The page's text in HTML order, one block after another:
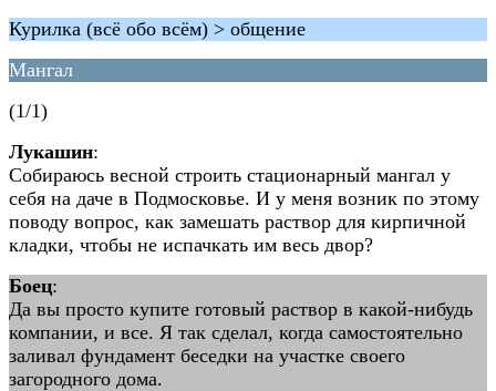
Курилка (всё обо всём) > общение
Мангал
(1/1)
Лукашин:
Собираюсь весной строить стационарный мангал у
себя на даче в Подмосковье. И у меня возник по этому
поводу вопрос, как замешать раствор для кирпичной
кладки, чтобы не испачкать им весь двор?
Боец:
Да вы просто купите готовый раствор в какой-нибудь
компании, и все. Я так сделал, когда самостоятельно
заливал фундамент беседки на участке своего
загородного дома.